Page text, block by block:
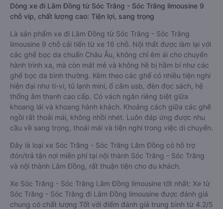
Dòng xe đi Lâm Đồng từ Sóc Trăng - Sóc Trăng limousine 9
chỗ vip, chất lượng cao: Tiện lợi, sang trọng
Là sản phẩm xe đi Lâm Đồng từ Sóc Trăng - Sóc Trăng
limousine 9 chỗ cải tiến từ xe 16 chỗ. Nội thất được làm lại với
các ghế bọc da chuẩn Châu Âu, không chỉ êm ái cho chuyến
hành trình xa, mà còn mát mẻ và không hề bị hầm bí như các
ghế bọc da bình thường. Kèm theo các ghế có nhiều tiện nghi
hiện đại như ti-vi, tủ lạnh mini, ổ cắm usb, đèn đọc sách, hệ
thống âm thanh cao cấp. Có vách ngăn riêng biệt giữa
khoang lái và khoang hành khách. Khoảng cách giữa các ghế
ngồi rất thoải mái, không nhồi nhét. Luôn đáp ứng được nhu
cầu về sang trọng, thoải mái và tiện nghi trong việc di chuyển.
Đây là loại xe Sóc Trăng - Sóc Trăng Lâm Đồng có hỗ trợ
đón/trả tận nơi miễn phí tại nội thành Sóc Trăng - Sóc Trăng
và nội thành Lâm Đồng, rất thuận tiện cho du khách.
Xe Sóc Trăng - Sóc Trăng Lâm Đồng limousine tốt nhất: Xe từ
Sóc Trăng - Sóc Trăng đi Lâm Đồng limousine được đánh giá
chung có chất lượng Tốt với điểm đánh giá trung bình từ 4.2/5